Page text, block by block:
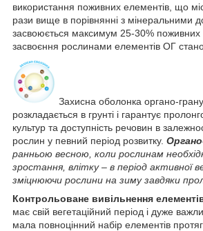
використання поживних елементів, що
рази вище в порівнянні з мінеральними
засвоюється максимум 25-30% поживних
засвоєння рослинами елементів ОГ
Захисна оболонка органо-
розкладається в грунті і гарантує
культур та доступність речовин в
рослин у певний період розвитку.
ранньою весною, коли рослинам
зростання, влітку – в період активної
зміцнюючи рослини на зиму завдяки
Контрольоване вивільнення
має свій вегетаційний період і дуже
мала повноцінний набір елементів